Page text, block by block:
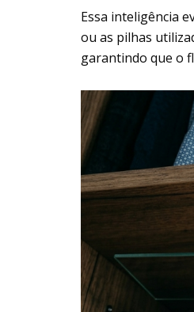
Essa inteligência
ou as pilhas
garantindo que o